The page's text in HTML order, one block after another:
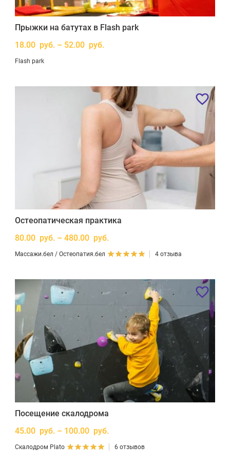
Прыжки на батутах в Flash park
18.00 руб. – 52.00 руб.
Flash park
Остеопатическая практика
80.00 руб. – 480.00 руб.
Массажи.бел / Остеопатия.бел 4 отзыва
Посещение скалодрома
45.00 руб. – 100.00 руб.
Скалодром Plato 6 отзывов